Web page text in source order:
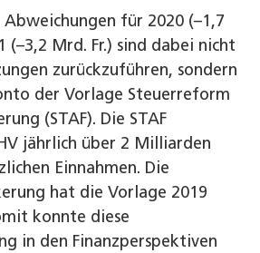
für 2020 (–1,7
(–3,2 Mrd. Fr.) sind dabei nicht
zurückzuführen, sondern
der Vorlage Steuerreform
(STAF). Die STAF
jährlich über 2 Milliarden
Einnahmen. Die
hat die Vorlage 2019
konnte diese
in den Finanzperspektiven